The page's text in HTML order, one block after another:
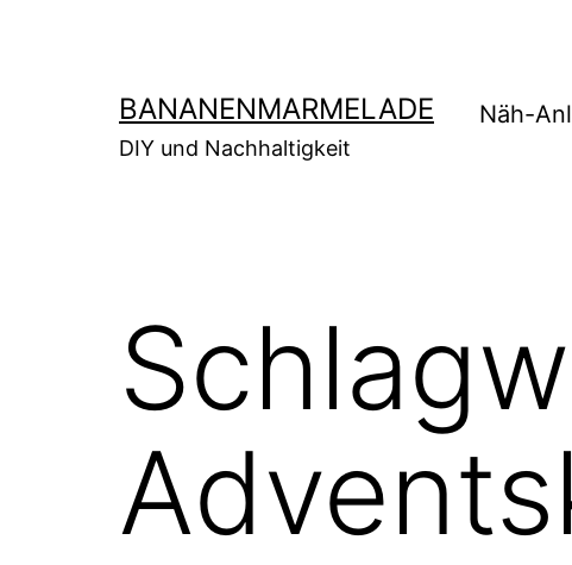
BANANENMARMELADE
DIY und Nachhaltigkeit
Näh-